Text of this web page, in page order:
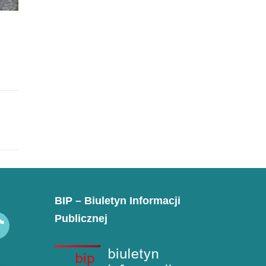
BIP – Biuletyn Informacji
Publicznej